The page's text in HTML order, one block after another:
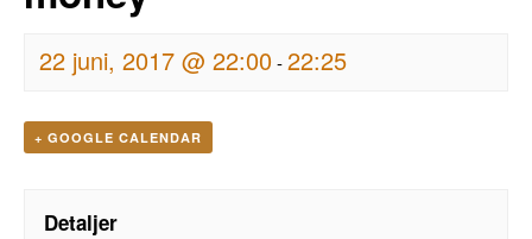
22 juni, 2017 @ 22:00-22:25
+ GOOGLE CALENDAR
Detaljer